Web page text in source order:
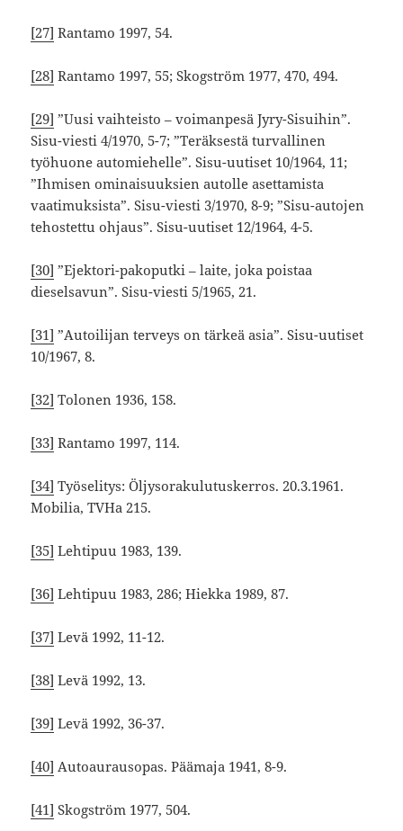
[27] Rantamo 1997, 54.
[28] Rantamo 1997, 55; Skogström 1977, 470, 494.
[29] ”Uusi vaihteisto – voimanpesä Jyry-Sisuihin”.
Sisu-viesti 4/1970, 5-7; ”Teräksestä turvallinen
työhuone automiehelle”. Sisu-uutiset 10/1964, 11;
”Ihmisen ominaisuuksien autolle asettamista
vaatimuksista”. Sisu-viesti 3/1970, 8-9; ”Sisu-autojen
tehostettu ohjaus”. Sisu-uutiset 12/1964, 4-5.
[30] ”Ejektori-pakoputki – laite, joka poistaa
dieselsavun”. Sisu-viesti 5/1965, 21.
[31] ”Autoilijan terveys on tärkeä asia”. Sisu-uutiset
10/1967, 8.
[32] Tolonen 1936, 158.
[33] Rantamo 1997, 114.
[34] Työselitys: Öljysorakulutuskerros. 20.3.1961.
Mobilia, TVHa 215.
[35] Lehtipuu 1983, 139.
[36] Lehtipuu 1983, 286; Hiekka 1989, 87.
[37] Levä 1992, 11-12.
[38] Levä 1992, 13.
[39] Levä 1992, 36-37.
[40] Autoaurausopas. Päämaja 1941, 8-9.
[41] Skogström 1977, 504.